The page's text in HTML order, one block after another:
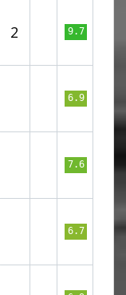
2 9.7
6.9
7.6
6.7